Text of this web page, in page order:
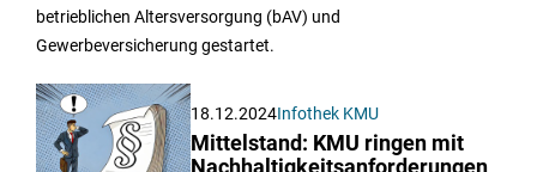
betrieblichen Altersversorgung (bAV) und
Gewerbeversicherung gestartet.
18.12.2024Infothek KMU
Mittelstand: KMU ringen mit